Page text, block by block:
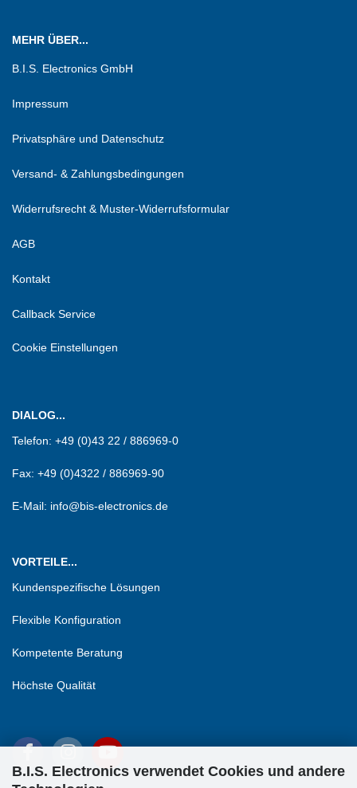
B.I.S. Electronics verwendet Cookies und andere
MEHR ÜBER...
B.I.S. Electronics GmbH
Impressum
Privatsphäre und Datenschutz
Versand- & Zahlungsbedingungen
Widerrufsrecht & Muster-Widerrufsformular
AGB
Kontakt
Callback Service
Cookie Einstellungen
DIALOG...
Telefon: +49 (0)43 22 / 886969-0
Fax: +49 (0)4322 / 886969-90
E-Mail: info@bis-electronics.de
VORTEILE...
Kundenspezifische Lösungen
Flexible Konfiguration
Kompetente Beratung
Höchste Qualität